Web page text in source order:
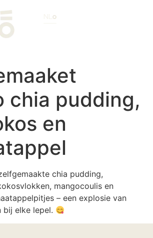
chia pudding,
en
chia pudding,
mangocoulis en
– een explosie van
bij elke lepel.